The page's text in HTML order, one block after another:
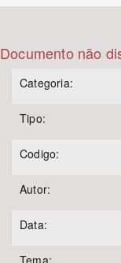
Subtema
Área de Levantamento
Área Protegida
Documento não
Categoria:
Tipo:
Codigo:
Autor:
Data:
Tema: